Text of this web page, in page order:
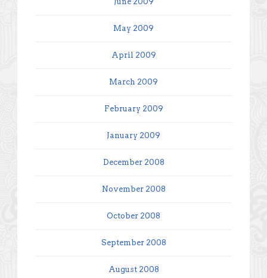
May 2009
April 2009
March 2009
February 2009
January 2009
December 2008
November 2008
October 2008
September 2008
August 2008